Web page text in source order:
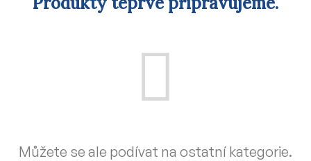
Můžete se ale podívat na ostatní kategorie.